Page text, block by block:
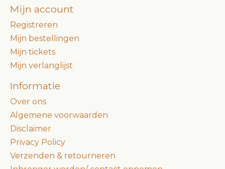
Mijn account
Registreren
Mijn bestellingen
Mijn tickets
Mijn verlanglijst
Informatie
Over ons
Algemene voorwaarden
Disclaimer
Privacy Policy
Verzenden & retourneren